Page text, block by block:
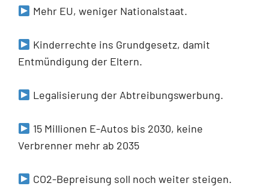
Mehr EU, weniger Nationalstaat.
Kinderrechte ins Grundgesetz, damit
Entmündigung der Eltern.
Legalisierung der Abtreibungswerbung.
15 Millionen E-Autos bis 2030, keine
Verbrenner mehr ab 2035
CO2-Bepreisung soll noch weiter steigen.